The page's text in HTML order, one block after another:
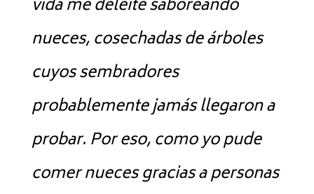
vida me deleité saboreando
nueces, cosechadas de árboles
cuyos sembradores
probablemente jamás llegaron a
probar. Por eso, como yo pude
comer nueces gracias a personas